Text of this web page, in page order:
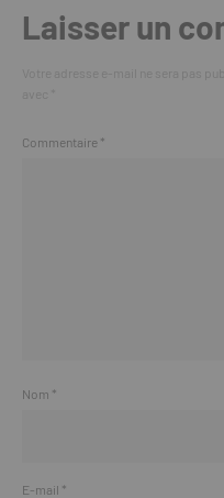
Laisser un
Commentaire *
Nom *
E-mail *